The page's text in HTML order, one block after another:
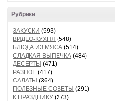
Рубрики
ЗАКУСКИ (593)
ВИДЕО-КУХНЯ (548)
БЛЮДА ИЗ МЯСА (514)
СЛАДКАЯ ВЫПЕЧКА (484)
ДЕСЕРТЫ (471)
РАЗНОЕ (417)
САЛАТЫ (364)
ПОЛЕЗНЫЕ СОВЕТЫ (291)
К ПРАЗДНИКУ (273)